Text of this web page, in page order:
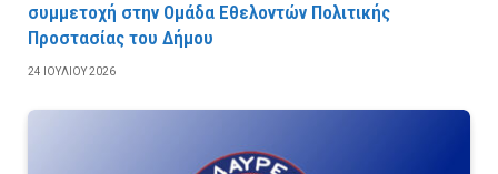
συμμετοχή στην Ομάδα Εθελοντών Πολιτικής
Προστασίας του Δήμου
24 ΙΟΥΛΊΟΥ 2026